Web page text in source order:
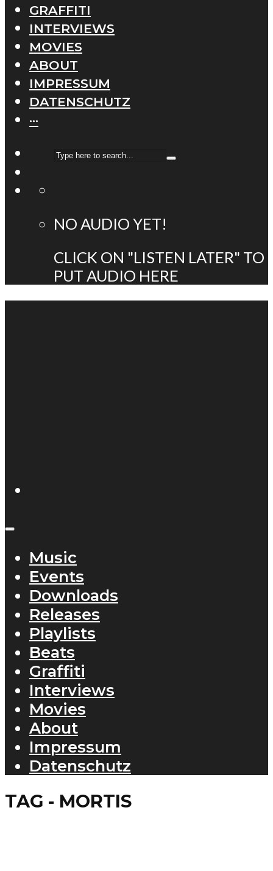
GRAFFITI
INTERVIEWS
MOVIES
ABOUT
IMPRESSUM
DATENSCHUTZ
···
NO AUDIO YET!
CLICK ON "LISTEN LATER" TO
PUT AUDIO HERE
Music
Events
Downloads
Releases
Playlists
Beats
Graffiti
Interviews
Movies
About
Impressum
Datenschutz
TAG - MORTIS